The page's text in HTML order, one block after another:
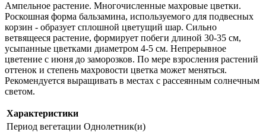
Ампельное растение. Многочисленные махровые цветки.
Роскошная форма бальзамина, используемого для подвесных
корзин - образует сплошной цветущий шар. Сильно
ветвящееся растение, формирует побеги длиной 30-35 см,
усыпанные цветками диаметром 4-5 см. Непрерывное
цветение с июня до заморозков. По мере взросления растений
оттенок и степень махровости цветка может меняться.
Рекомендуется выращивать в местах с рассеянным солнечным
светом.
Характеристики
Период вегетации Однолетник(и)